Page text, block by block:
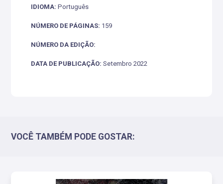
IDIOMA: Português
NÚMERO DE PÁGINAS: 159
NÚMERO DA EDIÇÃO:
DATA DE PUBLICAÇÃO: Setembro 2022
VOCÊ TAMBÉM PODE GOSTAR: